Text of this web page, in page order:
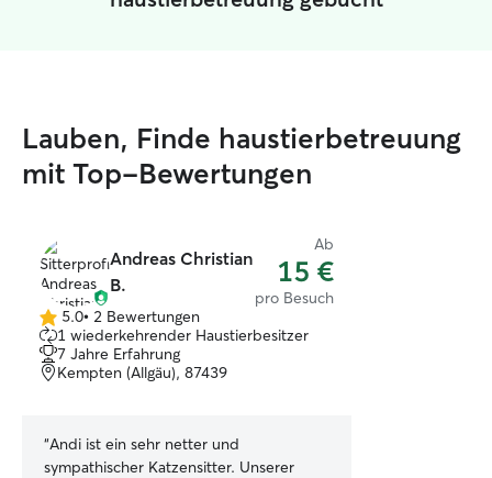
Lauben, Finde haustierbetreuung
mit Top-Bewertungen
Andreas Christian
B.
Ab
15 €
pro Besuch
5.0
von
5
Sternen
5.0• 2 Bewertungen
1 wiederkehrender Haustierbesitzer
7 Jahre Erfahrung
Kempten (Allgäu), 87439
“Andi ist ein sehr netter und
sympathischer Katzensitter. Unserer